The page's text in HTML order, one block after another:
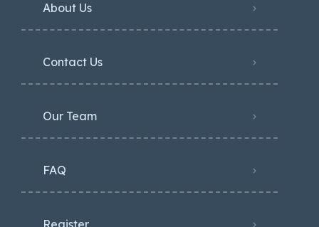
About Us
Contact Us
Our Team
FAQ
Register